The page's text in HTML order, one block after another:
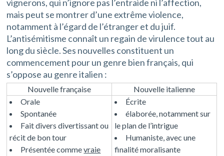
vignerons, qui n’ignore pas l’entraide ni l’affection,
mais peut se montrer d’une extrême violence,
notamment à l’égard de l’étranger et du juif.
L’antisémitisme connaît un regain de virulence tout au
long du siècle. Ses nouvelles constituent un
commencement pour un genre bien français, qui
s’oppose au genre italien :
Nouvelle française
Nouvelle italienne
Orale
Spontanée
Fait divers divertissant ou
récit de bon tour
Présentée commevraie
Écrite
élaborée, notamment sur
le plan de l’intrigue
Humaniste, avec une
finalité moralisante